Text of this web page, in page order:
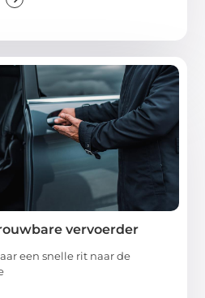
vervoerder
een snelle rit naar de